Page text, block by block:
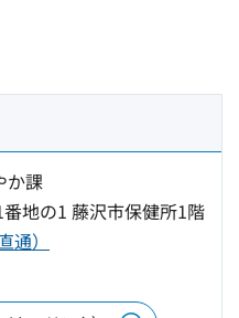
か課
地の1 藤沢市保健所1階
）